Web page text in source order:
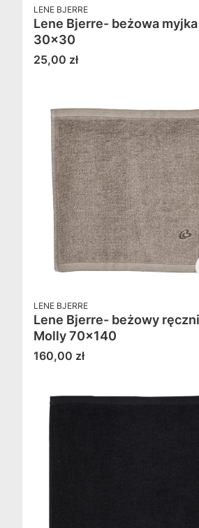
PRODUCENT
LENE BJERRE
Lene Bjerre- beżowa myjka Molly
30x30
Cena
25,00 zł
PRODUCENT
LENE BJERRE
Lene Bjerre- beżowy
Molly 70x140
Cena
160,00 zł